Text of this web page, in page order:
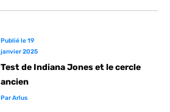
Publié le19
janvier 2025
Test de Indiana Jones et le cercle
ancien
ParArlus